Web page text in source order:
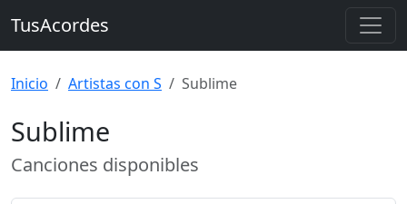
TusAcordes
Inicio Artistas con S Sublime
Sublime
Canciones disponibles